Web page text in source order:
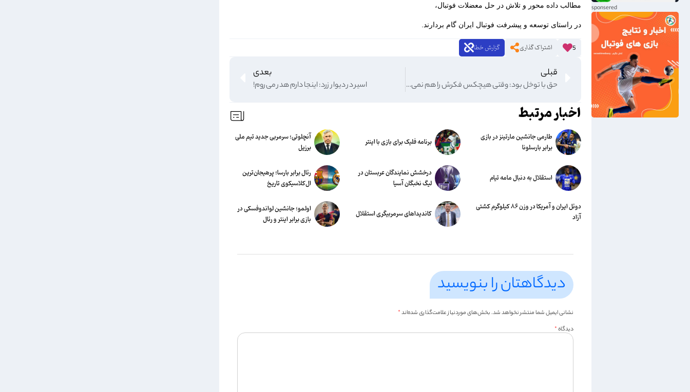
مطالب داده محور و تلاش در حل معضلات فوتبال،
در راستای توسعه و پیشرفت فوتبال ایران گام بردارند.
5 اشتراک گذاری گزارش خطا
قبلی
حق با توخل بود: وقتی هیچکس فکرش را هم نمی‌کرد
بعدی
اسیر در دیوار زرد: اینجا دارم هدر می‌روم!
اخبار مرتبط
طارمی جانشین مارتینز در بازی
برابر بارسلونا
برنامه فلیک برای بازی با اینتر
آنچلوتی؛ سرمربی جدید تیم ملی
برزیل
استقلال به دنبال مامه تیام
درخشش نمایندگان عربستان در
لیگ نخبگان آسیا
رئال برابر بارسا؛ پرهیجان‌‌ترین
ال‌کلاسیکوی تاریخ
دوئل ایران و آمریکا در وزن ۸۶ کیلوگرم کشتی
آزاد
کاندیداهای سرمربیگری استقلال
اولمو؛ جانشین لواندوفسکی در
بازی برابر اینتر و رئال
دیدگاهتان را بنویسید
نشانی ایمیل شما منتشر نخواهد شد.بخش‌های موردنیاز علامت‌گذاری شده‌اند*
دیدگاه*